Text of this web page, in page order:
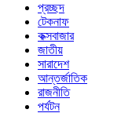
প্রচ্ছদ
টেকনাফ
কক্সবাজার
জাতীয়
সারাদেশ
আন্তর্জাতিক
রাজনীতি
পর্যটন